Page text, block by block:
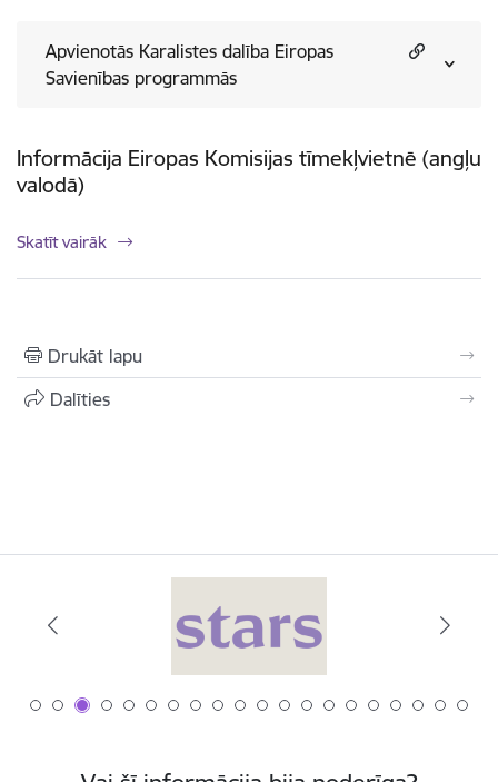
Apvienotās Karalistes dalība Eiropas
Savienības programmās
Informācija Eiropas Komisijas tīmekļvietnē (angļu
valodā)
Skatīt vairāk
Drukāt lapu
Dalīties